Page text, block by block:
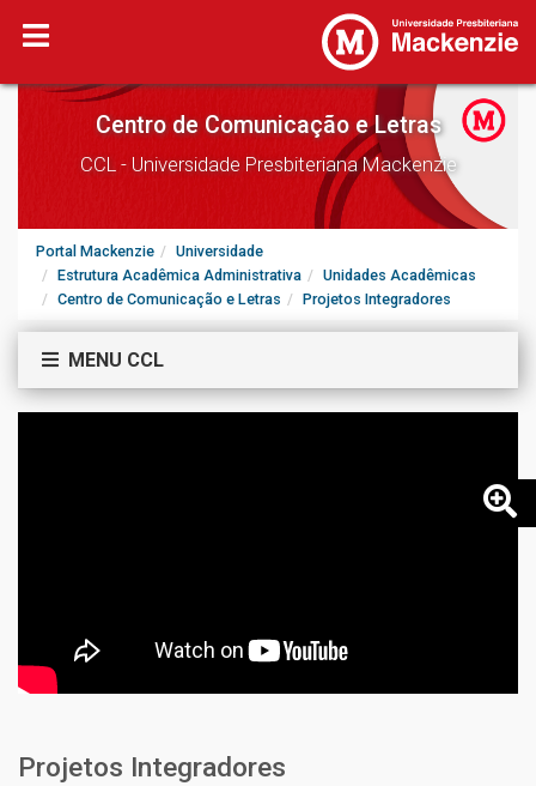
Centro de Comunicação e Letras
CCL - Universidade Presbiteriana Mackenzie
Portal Mackenzie
Universidade
Estrutura Acadêmica Administrativa
Unidades Acadêmicas
Centro de Comunicação e Letras
Projetos Integradores
MENU CCL
Projetos Integradores